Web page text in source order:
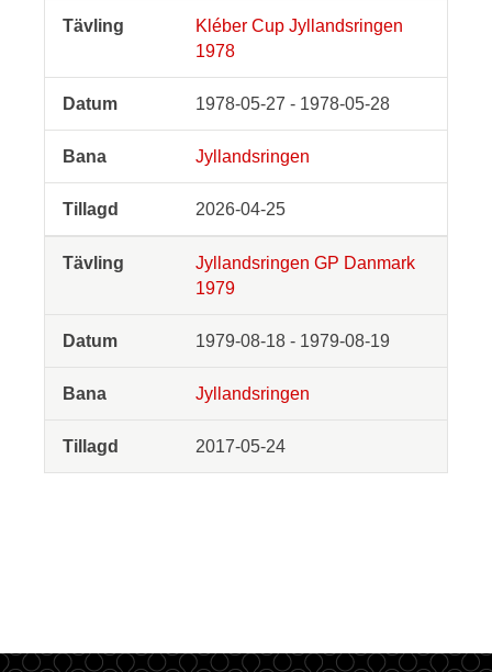
Kléber Cup Jyllandsringen
1978
1978-05-27 - 1978-05-28
Jyllandsringen
2026-04-25
Jyllandsringen GP Danmark
1979
1979-08-18 - 1979-08-19
Jyllandsringen
2017-05-24